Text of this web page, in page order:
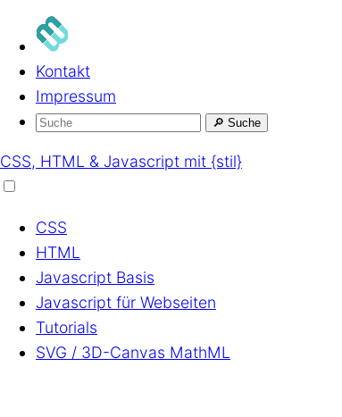
Kontakt
Impressum
🔎 Suche
CSS, HTML & Javascript mit {stil}
CSS
HTML
Javascript Basis
Javascript für Webseiten
Tutorials
SVG / 3D-Canvas MathML